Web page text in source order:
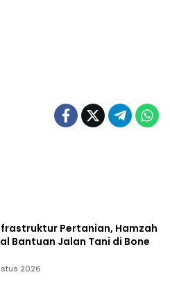
Pertanian, Hamzah
Bantuan Jalan Tani di Bone
2026